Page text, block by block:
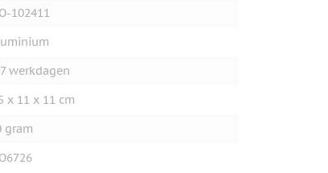
102411
werkdagen
x 11 x 11 cm
gram